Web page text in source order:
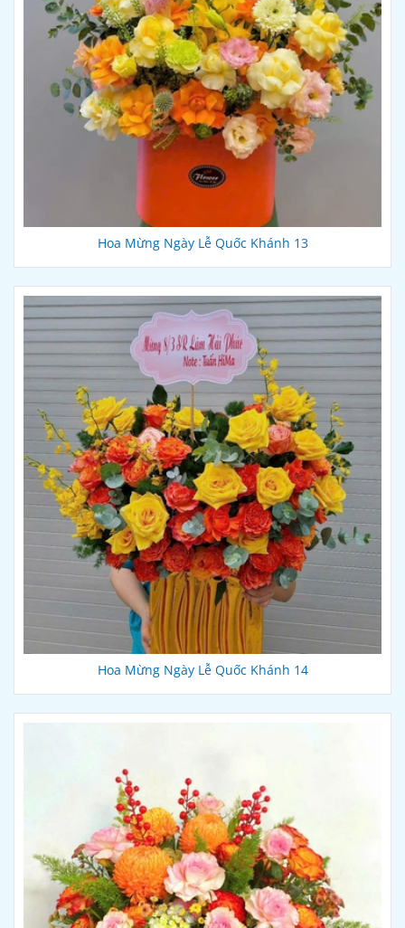
Hoa Mừng Ngày Lễ Quốc Khánh 13
Hoa Mừng Ngày Lễ Quốc Khánh 14